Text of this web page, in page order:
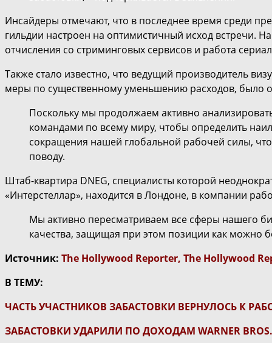
Инсайдеры отмечают, что в последнее время среди
гильдии настроен на оптимистичный исход встречи.
отчисления со стриминговых сервисов и работа
Также стало известно, что ведущий производитель
меры по существенному уменьшению расходов, было
Поскольку мы продолжаем активно
командами по всему миру, чтобы определить
сокращения нашей глобальной рабочей силы,
поводу.
Штаб-квартира DNEG, специалисты которой
«Интерстеллар», находится в Лондоне, в компании
Мы активно пересматриваем все сферы нашего
качества, защищая при этом позиции как можно
Источник: The Hollywood Reporter, The Hollywood
В ТЕМУ:
ЧАСТЬ УЧАСТНИКОВ ЗАБАСТОВКИ ВЕРНУЛОСЬ К
ЗАБАСТОВКИ УДАРИЛИ ПО ДОХОДАМ WARNER BROS.